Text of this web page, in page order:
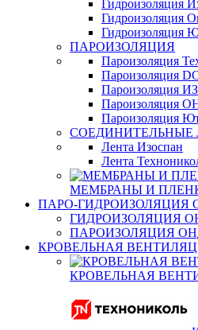
Гидроизоляция
Гидроизоляция
Гидроизоляция
ПАРОИЗОЛЯЦИЯ
Пароизоляция
Пароизоляция
Пароизоляция
Пароизоляция
Пароизоляция
СОЕДИНИТЕЛЬНЫЕ
Лента Изоспан
Лента
МЕМБРАНЫ И
ПАРО-ГИДРОИЗОЛЯЦИЯ
ГИДРОИЗОЛЯЦИЯ
ПАРОИЗОЛЯЦИЯ
КРОВЕЛЬНАЯ
КРОВЕЛЬНАЯ